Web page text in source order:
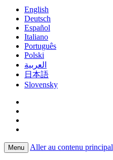
English
Deutsch
Español
Italiano
Português
Polski
العربية
日本語
Slovensky
Menu Aller au contenu principal